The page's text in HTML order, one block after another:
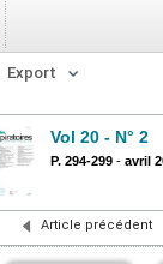
Export
Vol 20 - N° 2
P. 294-299 - avril
Article précédent